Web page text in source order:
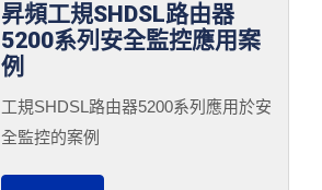
昇頻工規SHDSL路由器
5200系列安全監控應用案
例
工規SHDSL路由器5200系列應用於安
全監控的案例